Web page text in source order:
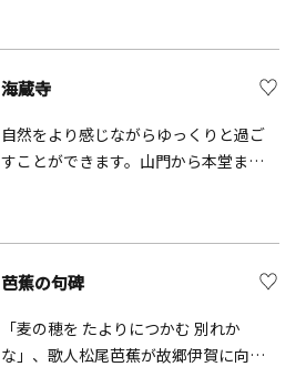
予約いただければ英語対応も可能。
名です。
海蔵寺
自然をより感じながらゆっくりと過ご
すことができます。山門から本堂まで
カ、スイセンなどが植えられ、四季
芭蕉の句碑
「麦の穂を たよりにつかむ 別れか
な」、歌人松尾芭蕉が故郷伊賀に向か